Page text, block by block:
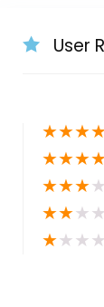
User
★★★
★★★
★★★★
★★★★
★★★★